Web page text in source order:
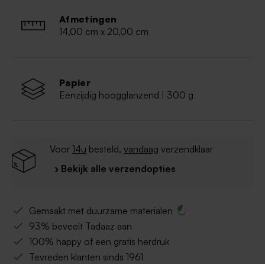
Afmetingen
14,00 cm x 20,00 cm
Papier
Eénzijdig hoogglanzend | 300 g
Voor 14u besteld, vandaag verzendklaar
› Bekijk alle verzendopties
Gemaakt met duurzame materialen
93% beveelt Tadaaz aan
100% happy of een gratis herdruk
Tevreden klanten sinds 1961